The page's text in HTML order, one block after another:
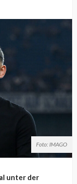
Foto: IMAGO
unter der